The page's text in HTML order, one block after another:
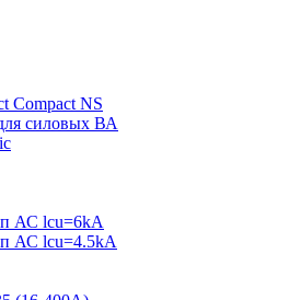
Compact NS
силовых ВА
АС lcu=6kA
АС lcu=4.5kA